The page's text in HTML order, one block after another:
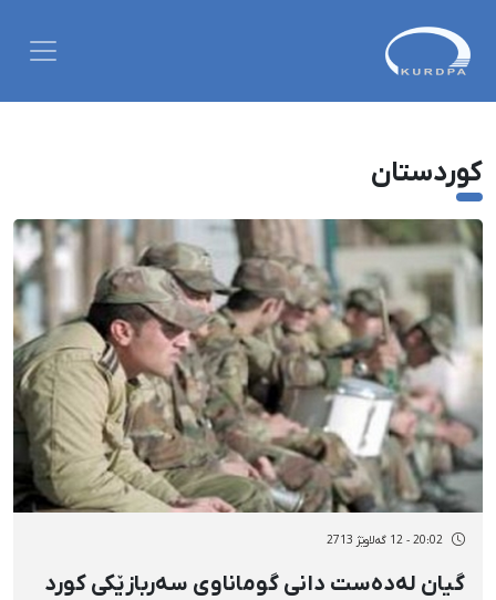
کوردستان
20:02 - 12 گەلاوێژ 2713
گیان لەدەست دانی گوماناوی سەربازێکی کورد